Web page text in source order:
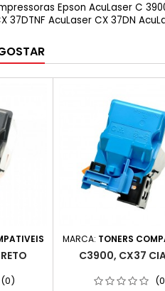
Epson AcuLaser C
37DTNF AcuLaser CX 37DN
(0)
MARCA: TONERS
C3900, CX37